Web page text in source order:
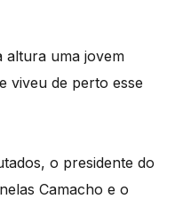
altura uma jovem
viveu de perto esse
o presidente do
Camacho e o